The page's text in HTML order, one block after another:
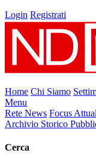
Login Registrati
Home Chi Siamo
Menu
Rete News Focus
Archivio Storico
Cerca